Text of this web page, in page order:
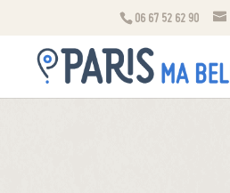
06 67 52 62 90